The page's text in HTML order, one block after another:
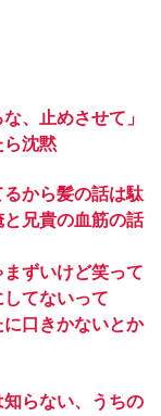
、止めさせて」
ら沈黙
から髪の話は駄
兄貴の血筋の話
ずいけど笑って
てないって
口きかないとか
らない、うちの